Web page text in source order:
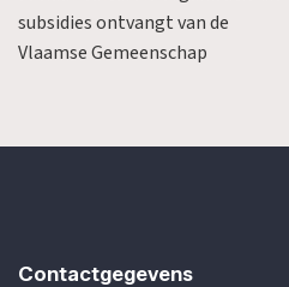
subsidies ontvangt van de
Vlaamse Gemeenschap
Contactgegevens